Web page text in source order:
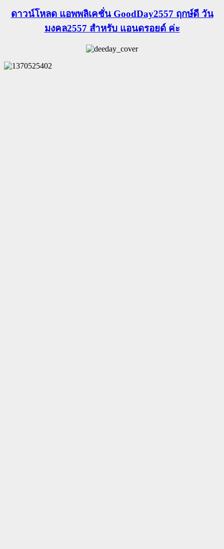
ดาวน์โหลด แอพพลิเคชั่น GoodDay2557 ฤกษ์ดี วัน
มงคล2557 สำหรับ แอนดรอยด์ ค่ะ